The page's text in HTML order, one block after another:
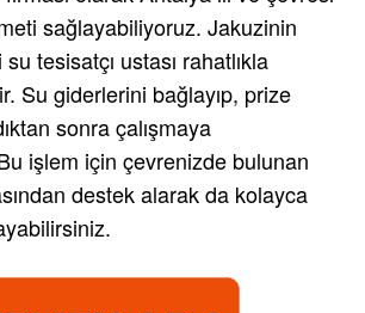
sağlayabiliyoruz. Jakuzinin
tesisatçı ustası rahatlıkla
Su giderlerini bağlayıp, prize
sonra çalışmaya
işlem için çevrenizde bulunan
destek alarak da kolayca